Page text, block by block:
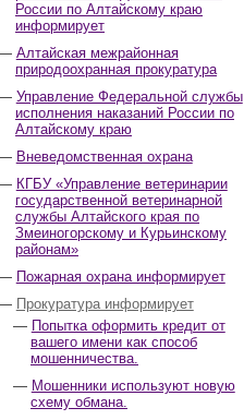
России по Алтайскому краю
информирует
Алтайская межрайонная
природоохранная прокуратура
Управление Федеральной службы
исполнения наказаний России по
Алтайскому краю
Вневедомственная охрана
КГБУ «Управление ветеринарии
государственной ветеринарной
службы Алтайского края по
Змеиногорскому и Курьинскому
районам»
Пожарная охрана информирует
Прокуратура информирует
Попытка оформить кредит от
вашего имени как способ
мошенничества.
Мошенники используют новую
схему обмана.